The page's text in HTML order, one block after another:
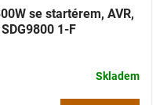
se startérem, AVR,
1-F
Skladem